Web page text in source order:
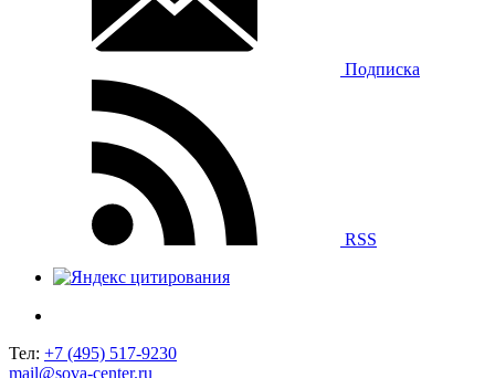
Подписка
RSS
Тел: +7 (495) 517-9230
mail@sova-center.ru